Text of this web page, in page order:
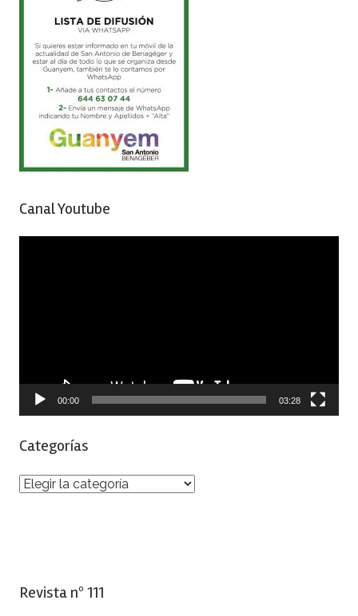
Canal Youtube
00:00 03:28
Categorías
Categorías
Revista nº 111